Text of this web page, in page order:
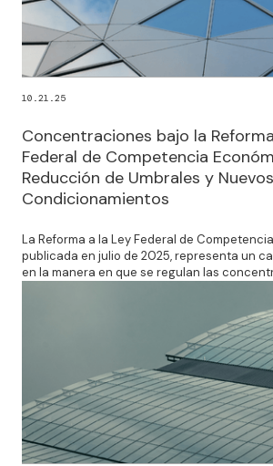
10.21.25
Concentraciones bajo la
Federal de Competencia
Reducción de Umbrales y Nuevos
Condicionamientos
La Reforma a la Ley Federal de
publicada en julio de 2025, representa un
en la manera en que se regulan las